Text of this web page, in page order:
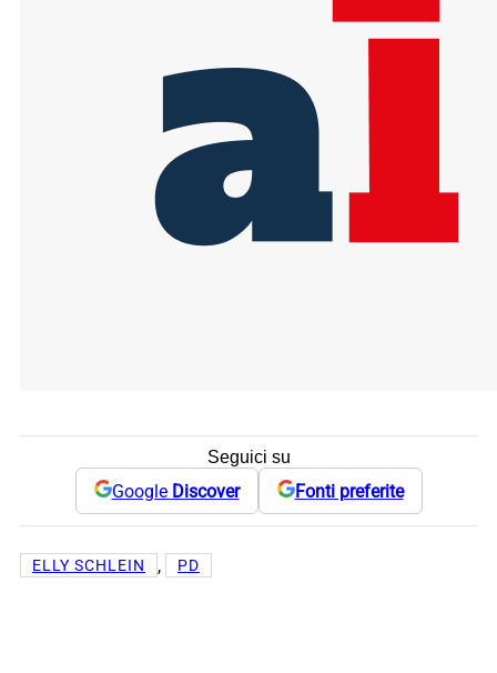
Seguici su
Google Discover Fonti preferite
ELLY SCHLEIN , PD